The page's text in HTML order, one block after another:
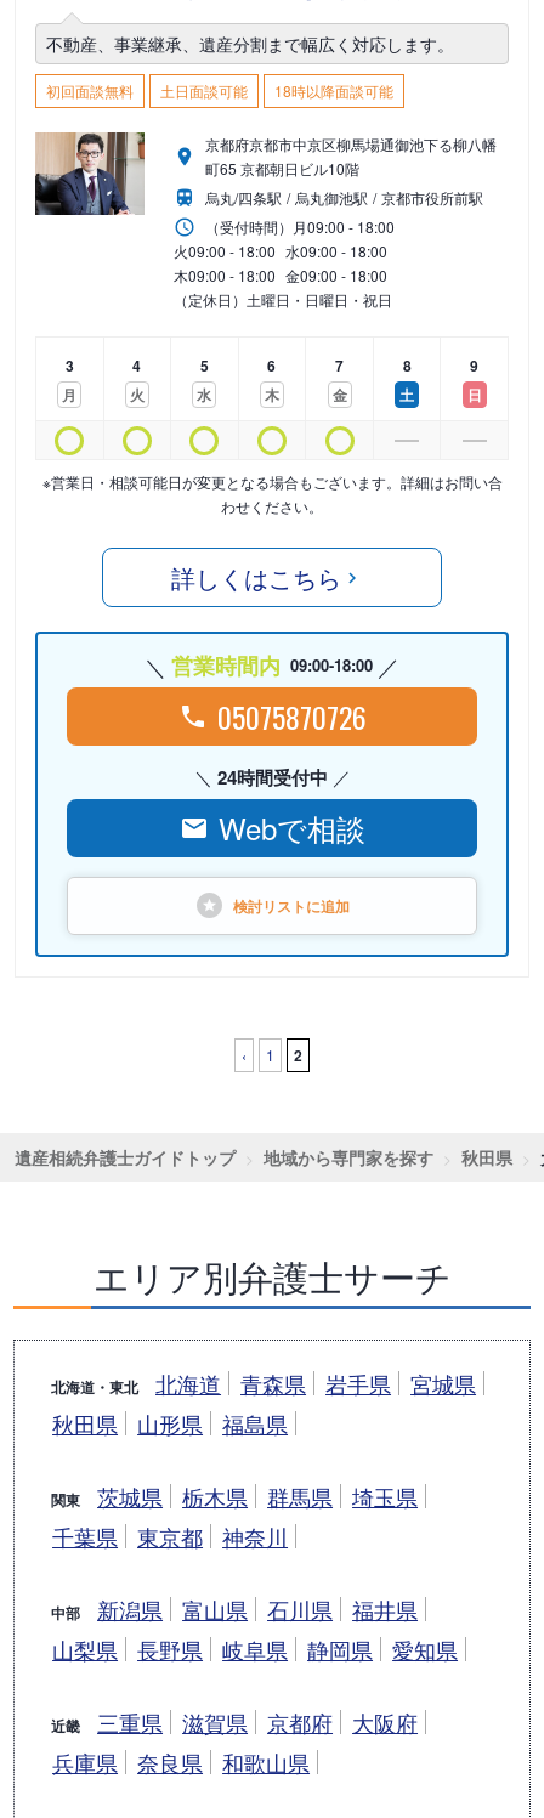
不動産、事業継承、遺産分割まで幅広く対応します。
初回面談無料 土日面談可能 18時以降面談可能
京都府京都市中京区柳馬場通御池下る柳八幡
町65 京都朝日ビル10階
烏丸/四条駅
烏丸御池駅
京都市役所前駅
（受付時間） 月09:00 - 18:00
火09:00 - 18:00 水09:00 - 18:00
木09:00 - 18:00 金09:00 - 18:00
（定休日）土曜日・日曜日・祝日
3
月
4
火
5
水
6
木
7
金
8
土
9
日
※営業日・相談可能日が変更となる場合もございます。詳細はお問い合
わせください。
詳しくはこちら
営業時間内 09:00-18:00
05075870726
24時間受付中
Webで相談
検討リストに追加
‹ 1 2
遺産相続弁護士ガイドトップ 地域から専門家を探す 秋田県
エリア別弁護士サーチ
北海道・東北 北海道 青森県 岩手県
宮城県
秋田県
山形県 福島県
関東 茨城県 栃木県 群馬県
埼玉県
千葉県
東京都 神奈川
中部 新潟県 富山県 石川県
福井県
山梨県
長野県 岐阜県 静岡県 愛知県
近畿 三重県 滋賀県 京都府
大阪府
兵庫県
奈良県 和歌山県